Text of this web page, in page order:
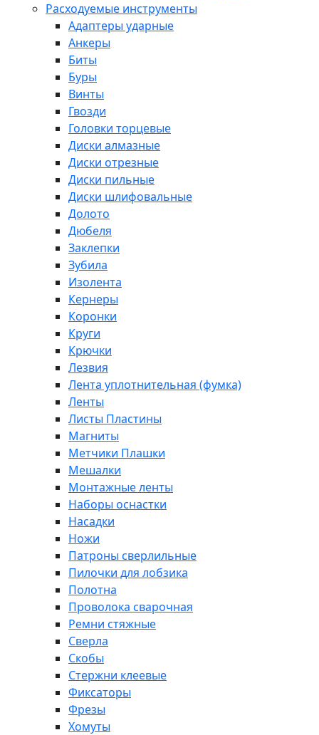
Расходуемые инструменты
Адаптеры ударные
Анкеры
Биты
Буры
Винты
Гвозди
Головки торцевые
Диски алмазные
Диски отрезные
Диски пильные
Диски шлифовальные
Долото
Дюбеля
Заклепки
Зубила
Изолента
Кернеры
Коронки
Круги
Крючки
Лезвия
Лента уплотнительная (фумка)
Ленты
Листы Пластины
Магниты
Метчики Плашки
Мешалки
Монтажные ленты
Наборы оснастки
Насадки
Ножи
Патроны сверлильные
Пилочки для лобзика
Полотна
Проволока сварочная
Ремни стяжные
Сверла
Скобы
Стержни клеевые
Фиксаторы
Фрезы
Хомуты